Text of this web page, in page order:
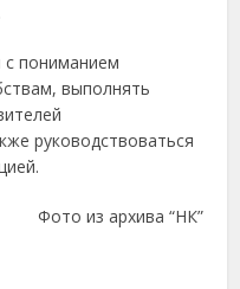
с пониманием
выполнять
руководствоваться
Фото из архива “НК”